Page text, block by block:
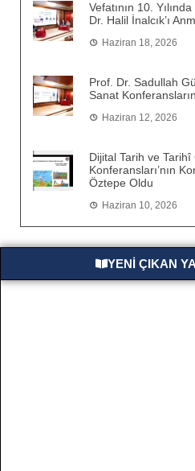
Vefatının 10.
Dr. Halil İnalcık’ı
Haziran 18, 2026
Prof. Dr. Sadullah
Sanat
Haziran 12, 2026
Dijital Tarih ve
Konferansları’nın
Öztepe Oldu
Haziran 10, 2026
YENİ ÇIKAN